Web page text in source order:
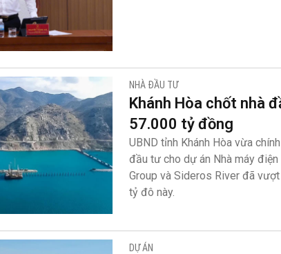
NHÀ ĐẦU TƯ
Khánh Hòa chốt nhà
57.000 tỷ đồng
UBND tỉnh Khánh Hòa vừa
đầu tư cho dự án Nhà máy điện
Group và Sideros River đã
tỷ đô này.
DỰ ÁN